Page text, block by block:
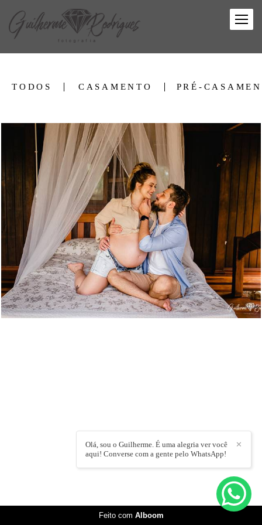
TODOS CASAMENTO PRÉ-
1105
✕
Olá, sou o Guilherme. É uma alegria ver você
aqui! Converse com a gente pelo WhatsApp!
Feito com Alboom